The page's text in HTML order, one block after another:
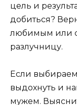
цель и
добиться?
любимым или
разлучницу.
Если
выдохнуть и
мужем.